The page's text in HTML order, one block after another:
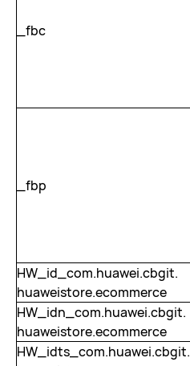
_fbc
_fbp
HW_id_com.huawei.cbgit.
huaweistore.ecommerce
HW_idn_com.huawei.cbgit.
huaweistore.ecommerce
HW_idts_com.huawei.cbgit.